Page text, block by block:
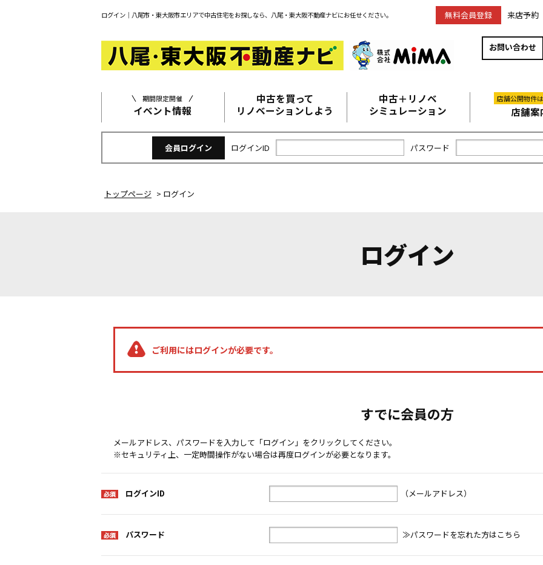
ログイン｜八尾市・東大阪市エリアで中古住宅をお探しなら、八尾・東大阪不動産ナビにお任せください。 無料会員登録 来店予約
お問い合わせ
期間限定開催
イベント情報
中古を買って
リノベーションしよう
中古＋リノベ
シミュレーション
店舗公開物件
店舗案
会員ログイン ログインID パスワード
トップページ > ログイン
ログイン
ご利用にはログインが必要です。
すでに会員の方
メールアドレス、パスワードを入力して「ログイン」をクリックしてください。
※セキュリティ上、一定時間操作がない場合は再度ログインが必要となります。
ログインID （メールアドレス）
パスワード ≫パスワードを忘れた方はこちら